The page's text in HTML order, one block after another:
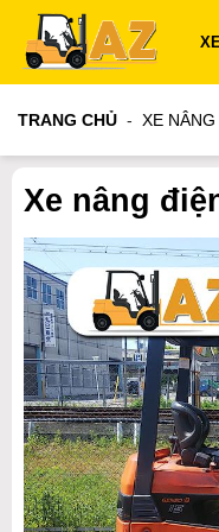
qua
nội
TRANG CHỦ - XE
Xe nâng